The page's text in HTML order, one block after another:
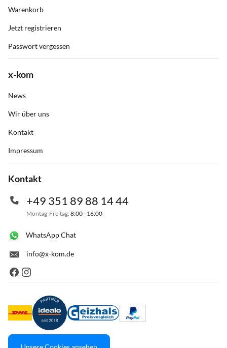
Warenkorb
Jetzt registrieren
Passwort vergessen
x-kom
News
Wir über uns
Kontakt
Impressum
Kontakt
+49 351 89 88 14 44
Montag-Freitag: 8:00 - 16:00
WhatsApp Chat
info@x-kom.de